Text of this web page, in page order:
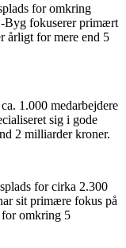
for omkring
Byg fokuserer primært
årligt for mere end 5
1.000 medarbejdere
sig i gode
2 milliarder kroner.
for cirka 2.300
sit primære fokus på
omkring 5